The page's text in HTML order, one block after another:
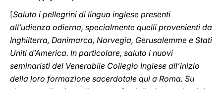
[Saluto i pellegrini di lingua inglese presenti
all’udienza odierna, specialmente quelli provenienti da
Inghilterra, Danimarca, Norvegia, Gerusalemme e Stati
Uniti d’America. In particolare, saluto i nuovi
seminaristi del Venerabile Collegio Inglese all’inizio
della loro formazione sacerdotale qui a Roma. Su